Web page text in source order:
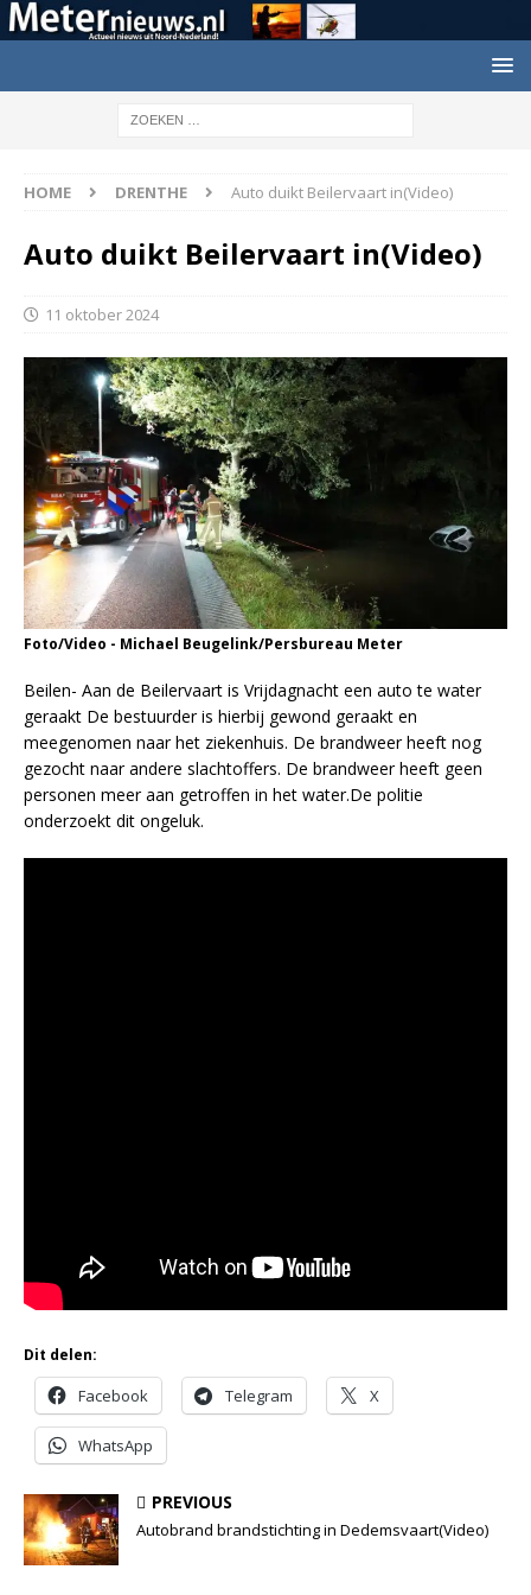
HOME DRENTHE Auto duikt Beilervaart in(Video)
Auto duikt Beilervaart in(Video)
11 oktober 2024
Foto/Video - Michael Beugelink/Persbureau Meter
Beilen- Aan de Beilervaart is Vrijdagnacht een auto te water
geraakt De bestuurder is hierbij gewond geraakt en
meegenomen naar het ziekenhuis. De brandweer heeft nog
gezocht naar andere slachtoffers. De brandweer heeft geen
personen meer aan getroffen in het water.De politie
onderzoekt dit ongeluk.
Dit delen:
Facebook Telegram X
WhatsApp
PREVIOUS
Autobrand brandstichting in Dedemsvaart(Video)